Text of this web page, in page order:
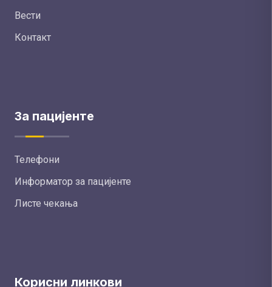
Вести
Контакт
За пацијенте
Телефони
Информатор за пацијенте
Листе чекања
Корисни линкови